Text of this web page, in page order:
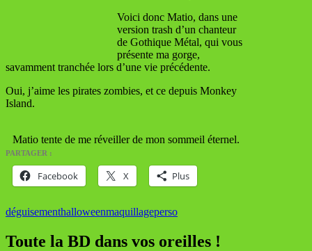
Voici donc Matio, dans une
version trash d’un chanteur
de Gothique Métal, qui vous
présente ma gorge,
savamment tranchée lors d’une vie précédente.
Oui, j’aime les pirates zombies, et ce depuis Monkey
Island.
Matio tente de me réveiller de mon sommeil éternel.
PARTAGER :
Facebook X Plus
déguisementhalloweenmaquillageperso
Toute la BD dans vos oreilles !